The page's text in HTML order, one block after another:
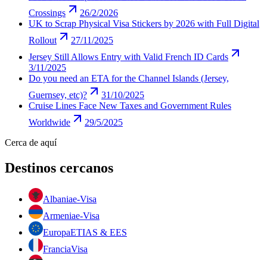
Crossings
26/2/2026
UK to Scrap Physical Visa Stickers by 2026 with Full Digital
Rollout
27/11/2025
Jersey Still Allows Entry with Valid French ID Cards
3/11/2025
Do you need an ETA for the Channel Islands (Jersey,
Guernsey, etc)?
31/10/2025
Cruise Lines Face New Taxes and Government Rules
Worldwide
29/5/2025
Cerca de aquí
Destinos cercanos
Albaniae-Visa
Armeniae-Visa
EuropaETIAS & EES
FranciaVisa